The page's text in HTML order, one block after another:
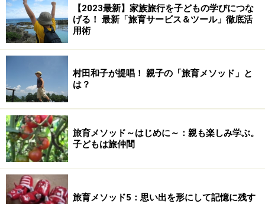
キッズコーナーのおもちゃやベビーグッズ、ベビーカー
の貸し出しなど子連れにうれしいサービスが充実してい
ます。
2015年12月にリニューアルした柔らかくて滑りにくい畳
風呂も子供に安心と好評です。
【DATA】
ホテルナトゥールヴァルト富良野
住所：北海道富良野市北の峰町14-46
TEL：0167-22-1211
【2023最新】家族旅行を子どもの学びにつな
げる！ 最新「旅育サービス＆ツール」徹底活
用術
村田和子が提唱！ 親子の「旅育メソッド」と
は？
旅育メソッド～はじめに～：親も楽しみ学ぶ。
子どもは旅仲間
旅育メソッド5：思い出を形にして記憶に残す